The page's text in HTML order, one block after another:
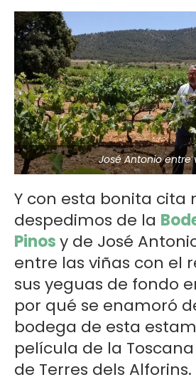
José Antonio entre
Y con esta bonita cita
despedimos de la
Pinosy de José
entre las viñas con el
sus yeguas de fondo
por qué se enamoró
bodega de esta
película de la
de Terres dels Alforins.